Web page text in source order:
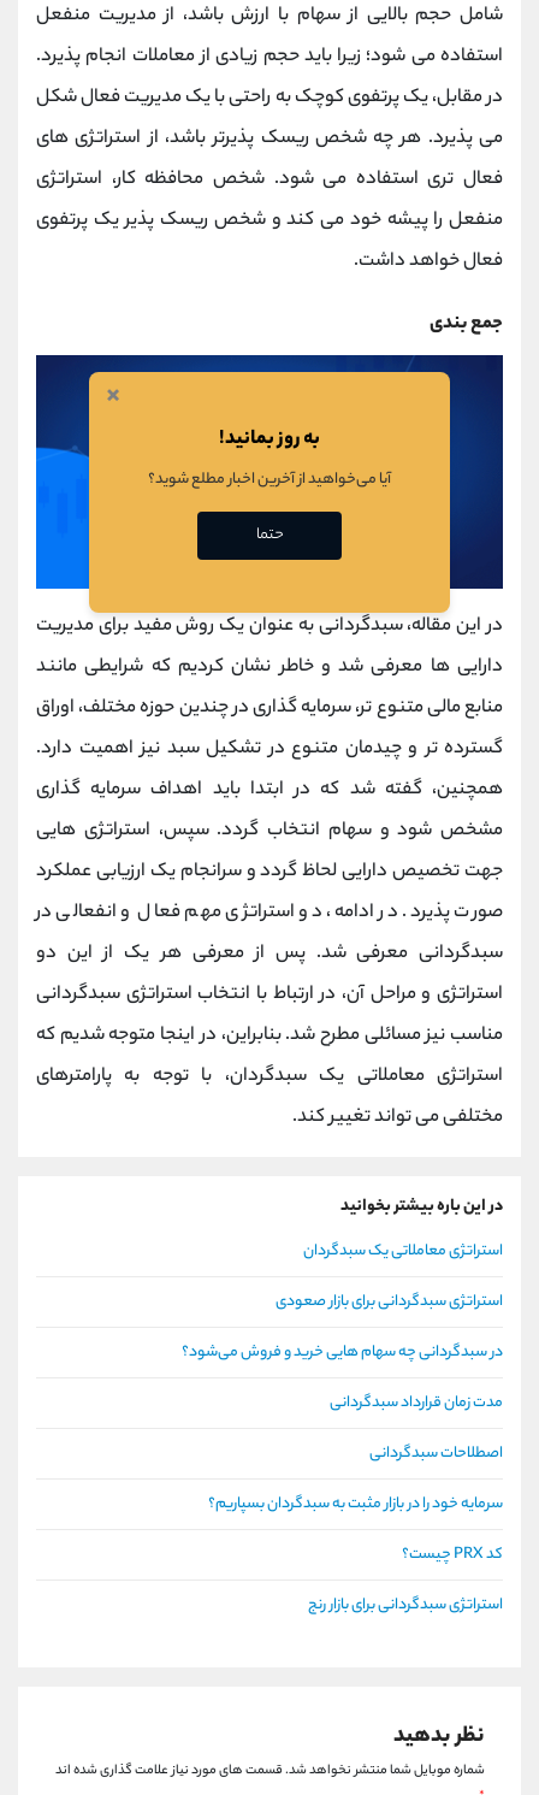
شامل حجم بالایی از سهام با ارزش باشد، از مدیریت منفعل
استفاده می شود؛ زیرا باید حجم زیادی از معاملات انجام پذیرد.
در مقابل، یک پرتفوی کوچک به راحتی با یک مدیریت فعال شکل
می پذیرد. هر چه شخص ریسک پذیرتر باشد، از استراتژی های
فعال تری استفاده می شود. شخص محافظه کار، استراتژی
منفعل را پیشه خود می کند و شخص ریسک پذیر یک پرتفوی
فعال خواهد داشت.
جمع بندی
در این مقاله، سبدگردانی به عنوان یک روش مفید برای مدیریت
دارایی ها معرفی شد و خاطر نشان کردیم که شرایطی مانند
منابع مالی متنوع تر، سرمایه ‎گذاری در چندین حوزه مختلف، اوراق
گسترده تر و چیدمان متنوع در تشکیل سبد نیز اهمیت دارد.
همچنین، گفته شد که در ابتدا باید اهداف سرمایه گذاری
مشخص شود و سهام انتخاب گردد. سپس، استراتژی هایی
جهت تخصیص دارایی لحاظ گردد و سرانجام یک ارزیابی عملکرد
صورت پذیرد. در ادامه، دو استراتژی مهم فعال و انفعالی در
سبدگردانی معرفی شد. پس از معرفی هر یک از این دو
استراتژی و مراحل آن، در ارتباط با انتخاب استراتژی سبدگردانی
مناسب نیز مسائلی مطرح شد. بنابراین، در اینجا متوجه شدیم که
استراتژی معاملاتی یک سبدگردان، با توجه به پارامترهای
مختلفی می تواند تغییر کند.
در این باره بیشتر بخوانید
استراتژی معاملاتی یک سبدگردان
استراتژی سبدگردانی برای بازار صعودی
در سبدگردانی چه سهام هايی خريد و فروش می‌شود؟
مدت زمان قرارداد سبدگردانی
اصطلاحات سبدگردانی
سرمایه خود را در بازار مثبت به سبدگردان بسپاریم؟
کد PRX چیست؟
استراتژی سبدگردانی برای بازار رنج
نظر بدهید
شماره موبایل شما منتشر نخواهد شد.قسمت های مورد نیاز علامت گذاری شده اند
×
به روز بمانید!
آیا می‌خواهید از آخرین اخبار مطلع شوید؟
حتما